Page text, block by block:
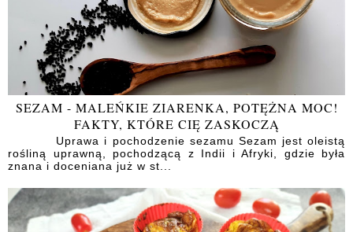
SEZAM - MALEŃKIE ZIARENKA, POTĘŻNA MOC!
FAKTY, KTÓRE CIĘ ZASKOCZĄ
Uprawa i pochodzenie sezamu Sezam jest oleistą
rośliną uprawną, pochodzącą z Indii i Afryki, gdzie była
znana i doceniana już w st...